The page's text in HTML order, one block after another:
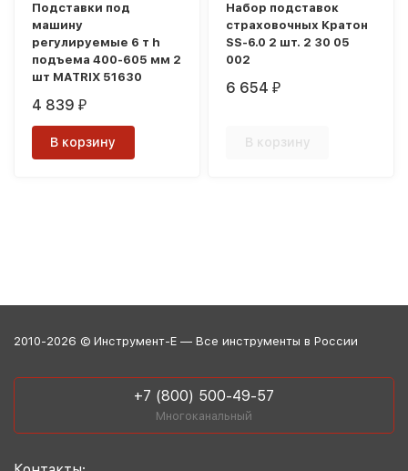
Подставки под
машину
регулируемые 6 т h
подъема 400-605 мм 2
шт MATRIX 51630
4 839₽
В корзину
Набор подставок
страховочных Кратон
SS-6.0 2 шт. 2 30 05
002
6 654₽
В корзину
2010-2026 © Инструмент-Е — Все инструменты в России
+7 (800) 500-49-57
Многоканальный